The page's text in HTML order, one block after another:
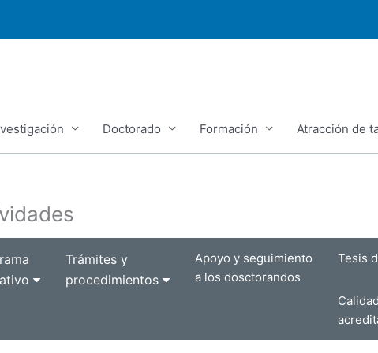
Doctorado Formación Atracción de
Trámites y
procedimientos
Apoyo y seguimiento
a los dosctorandos
Tesis